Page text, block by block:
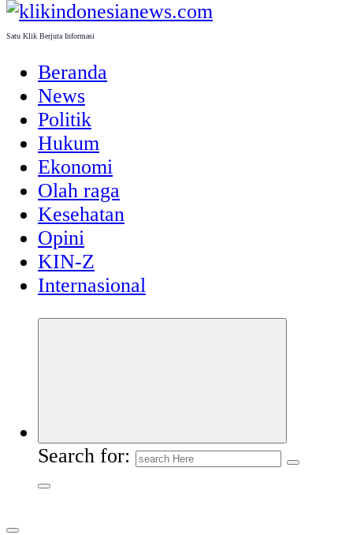
Satu Klik Berjuta Informasi
Beranda
News
Politik
Hukum
Ekonomi
Olah raga
Kesehatan
Opini
KIN-Z
Internasional
Search for: